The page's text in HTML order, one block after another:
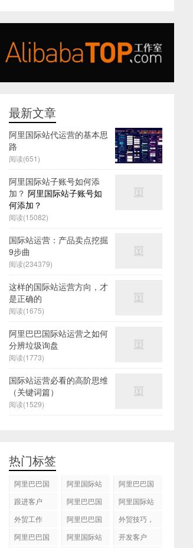
最新文章
阿里国际站代运营的基本思
路
阅读(651)
阿里国际站子账号如何添
加？ 阿里国际站子账号如
何添加？
阅读(15082)
国际站运营：产品卖点挖掘
9步曲
阅读(234379)
这样的国际站运营方向，才
是正确的
阅读(1675)
阿里巴巴国际站运营之如何
分辨垃圾询盘
阅读(1773)
国际站运营必看的高阶思维
（关键词篇）
阅读(1529)
热门标签
阿里巴巴国
阿里国际站
国际站托管
服务，阿里
服务
阿里巴巴国
跟进客户
阿里巴巴国
阿里国际站
外贸工作
阿里巴巴国
作
外贸技巧，
阿里巴巴国
阿里国际站
开发客户